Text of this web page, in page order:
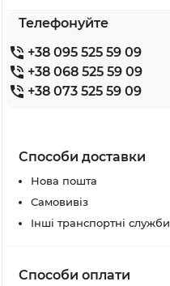
Телефонуйте
+38 095 525 59 09
+38 068 525 59 09
+38 073 525 59 09
Способи доставки
Нова пошта
Самовивіз
Інші транспортні служби
Способи оплати